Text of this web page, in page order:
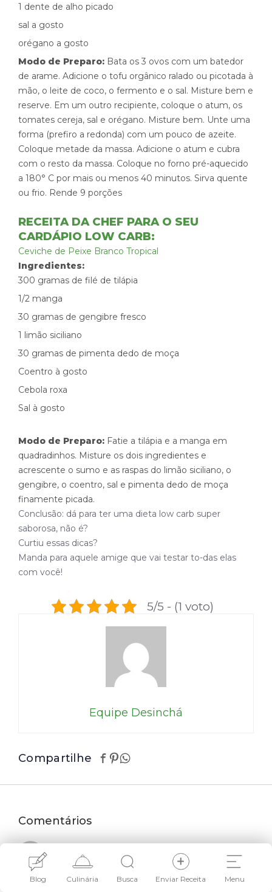
1 dente de alho picado
sal a gosto
orégano a gosto
Modo de Preparo: Bata os 3 ovos com um batedor
de arame. Adicione o tofu orgânico ralado ou picotada à
mão, o leite de coco, o fermento e o sal. Misture bem e
reserve. Em um outro recipiente, coloque o atum, os
tomates cereja, sal e orégano. Misture bem. Unte uma
forma (prefiro a redonda) com um pouco de azeite.
Coloque metade da massa. Adicione o atum e cubra
com o resto da massa. Coloque no forno pré-aquecido
a 180° C por mais ou menos 40 minutos. Sirva quente
ou frio. Rende 9 porções
RECEITA DA CHEF PARA O SEU
CARDÁPIO LOW CARB:
Ceviche de Peixe Branco Tropical
Ingredientes:
300 gramas de filé de tilápia
1/2 manga
30 gramas de gengibre fresco
1 limão siciliano
30 gramas de pimenta dedo de moça
Coentro à gosto
Cebola roxa
Sal à gosto
Modo de Preparo: Fatie a tilápia e a manga em
quadradinhos. Misture os dois ingredientes e
acrescente o sumo e as raspas do limão siciliano, o
gengibre, o coentro, sal e pimenta dedo de moça
finamente picada.
Conclusão: dá para ter uma dieta low carb super
saborosa, não é?
Curtiu essas dicas?
Manda para aquele amige que vai testar to-das elas
com você!
5/5 - (1 voto)
Equipe Desinchá
Compartilhe
Comentários
Show! Gostei muito desse artigo sobre
Blog Culinária Busca Enviar Receita Menu